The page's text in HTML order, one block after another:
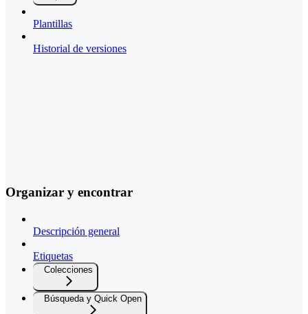
Plantillas
Historial de versiones
Organizar y encontrar
Descripción general
Etiquetas
Colecciones
Búsqueda y Quick Open